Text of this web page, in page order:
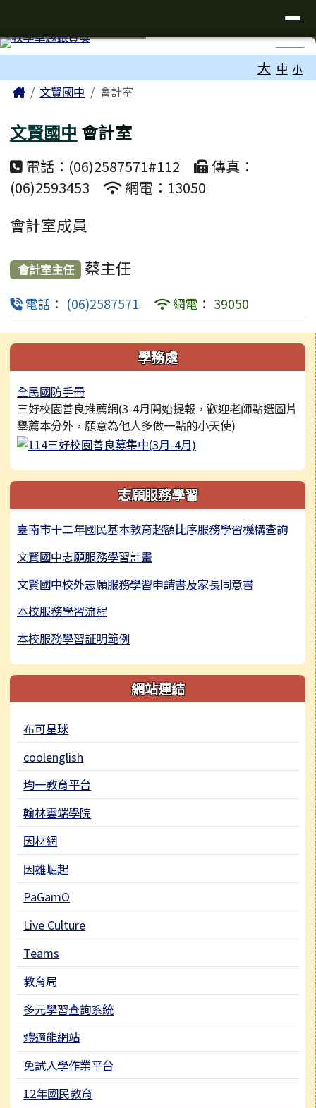
⏸
大 中 小
主內容區域
Home文賢國中 會計室
文賢國中 會計室
電話：(06)2587571#112
傳真：
(06)2593453
網電：13050
會計室成員
會計室主任 蔡主任
電話： (06)2587571 網電： 39050
左邊區域內容 學務處
全民國防手冊
三好校園善良推薦網(3-4月開始提報，歡迎老師點選圖片
舉薦本分外，願意為他人多做一點的小天使)
志願服務學習
臺南市十二年國民基本教育超額比序服務學習機構查詢
文賢國中志願服務學習計畫
文賢國中校外志願服務學習申請書及家長同意書
本校服務學習流程
本校服務學習証明範例
網站連結
布可星球
coolenglish
均一教育平台
翰林雲端學院
因材網
因雄崛起
PaGamO
Live Culture
Teams
教育局
多元學習查詢系統
體適能網站
免試入學作業平台
12年國民教育
頁尾區域